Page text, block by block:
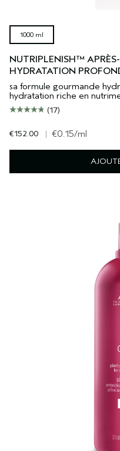
1000 ml
NUTRIPLENISH™
HYDRATATION
sa formule gourmande
hydratation riche en
(17)
€152.00 | €0.15/ml